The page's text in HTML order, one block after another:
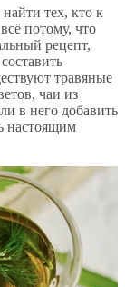
тех, кто к
потому, что
рецепт,
травяные
чаи из
в него добавить
настоящим